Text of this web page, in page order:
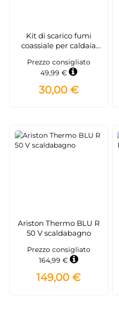
Kit di scarico fumi
coassiale per caldaia
Prezzo consigliato
49,99 €
30,00 €
Ariston Thermo BLU R
50 V scaldabagno
Prezzo consigliato
164,99 €
149,00 €